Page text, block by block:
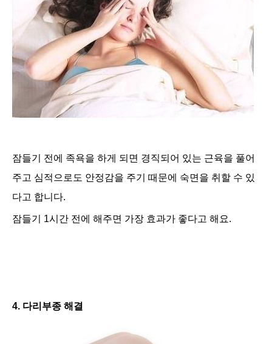
잠들기 전에 족욕을 하게 되면 경직되어 있는 근육을 풀어
주고 심적으로도 안정감을 주기 때문에 숙면을 취할 수 있
다고 합니다.
잠들기 1시간 전에 해주면 가장 효과가 좋다고 해요.
4. 다리부종 해결